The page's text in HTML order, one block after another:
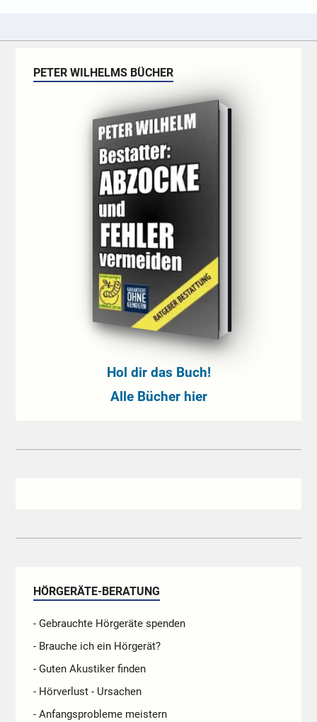
PETER WILHELMS BÜCHER
Hol dir das Buch!
Alle Bücher hier
HÖRGERÄTE-BERATUNG
- Gebrauchte Hörgeräte spenden
- Brauche ich ein Hörgerät?
- Guten Akustiker finden
- Hörverlust - Ursachen
- Anfangsprobleme meistern